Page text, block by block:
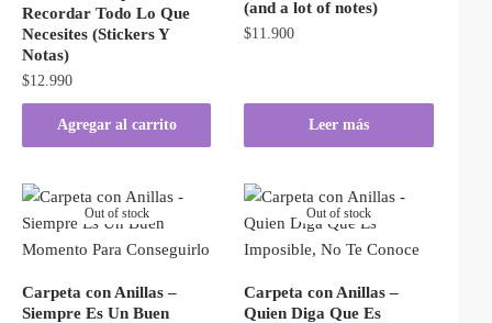
Recordar Todo Lo Que
Necesites (Stickers Y
Notas)
$12.990
Agregar al carrito
(and a lot of notes)
$11.900
Leer más
Out of stock
Carpeta con Anillas –
Siempre Es Un Buen
Out of stock
Carpeta con Anillas –
Quien Diga Que Es